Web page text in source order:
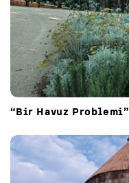
“Bir Havuz Problemi”